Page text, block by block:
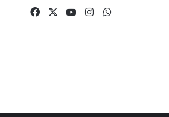
FacebookYouTubeInstagram